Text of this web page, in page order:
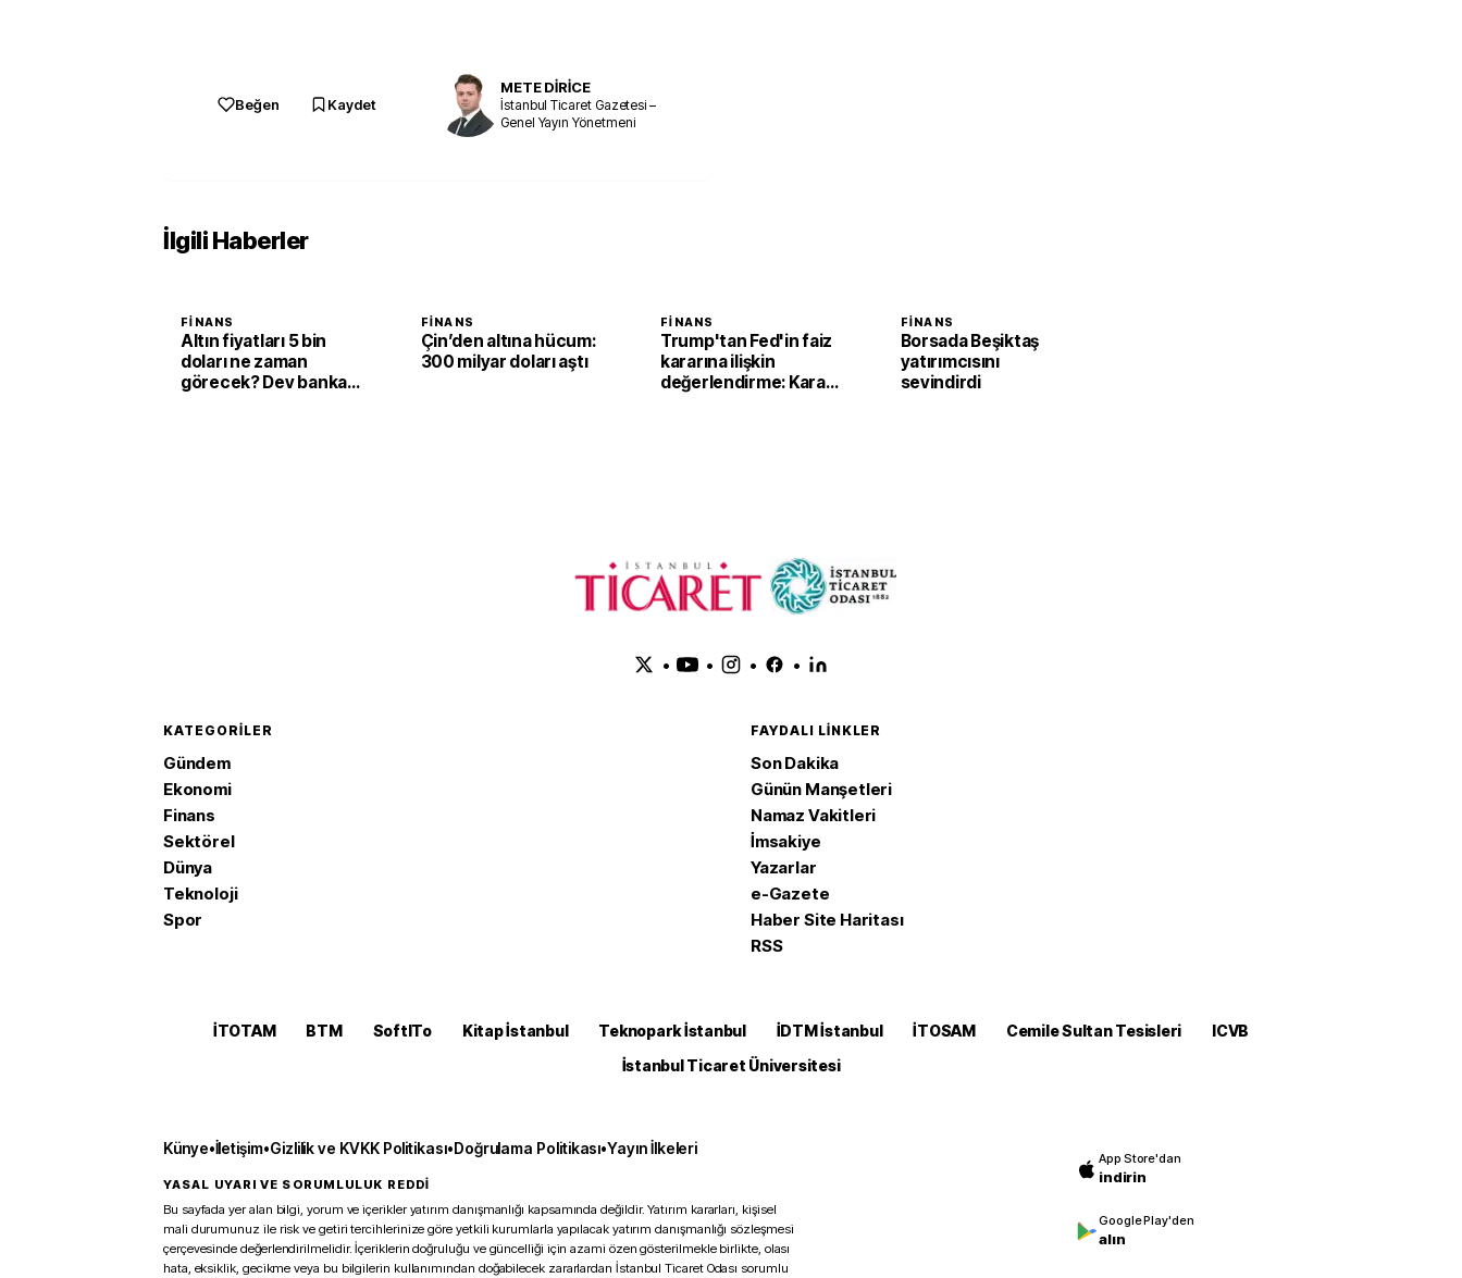
Beğen Kaydet
METE DİRİCE
İstanbul Ticaret Gazetesi –
Genel Yayın Yönetmeni
İlgili Haberler
FINANS
Altın fiyatları 5 bin
doları ne zaman
görecek? Dev banka
FINANS
Çin’den altına hücum:
300 milyar doları aştı
FINANS
Trump'tan Fed'in faiz
kararına ilişkin
değerlendirme: Karar
FINANS
Borsada Beşiktaş
yatırımcısını
sevindirdi
• • • •
KATEGORILER
Gündem
Ekonomi
Finans
Sektörel
Dünya
Teknoloji
Spor
FAYDALI LINKLER
Son Dakika
Günün Manşetleri
Namaz Vakitleri
İmsakiye
Yazarlar
e-Gazete
Haber Site Haritası
RSS
İTOTAM BTM SoftITo Kitap İstanbul Teknopark İstanbul İDTM İstanbul İTOSAM Cemile Sultan Tesisleri
ICVB
İstanbul Ticaret Üniversitesi
Künye•İletişim•Gizlilik ve KVKK Politikası•Doğrulama Politikası•Yayın İlkeleri
YASAL UYARI VE SORUMLULUK REDDİ
Bu sayfada yer alan bilgi, yorum ve içerikler yatırım danışmanlığı kapsamında değildir. Yatırım kararları, kişisel
mali durumunuz ile risk ve getiri tercihlerinize göre yetkili kurumlarla yapılacak yatırım danışmanlığı sözleşmesi
çerçevesinde değerlendirilmelidir. İçeriklerin doğruluğu ve güncelliği için azami özen gösterilmekle birlikte, olası
hata, eksiklik, gecikme veya bu bilgilerin kullanımından doğabilecek zararlardan İstanbul Ticaret Odası sorumlu
App Store'dan
indirin
Google Play'den
alın